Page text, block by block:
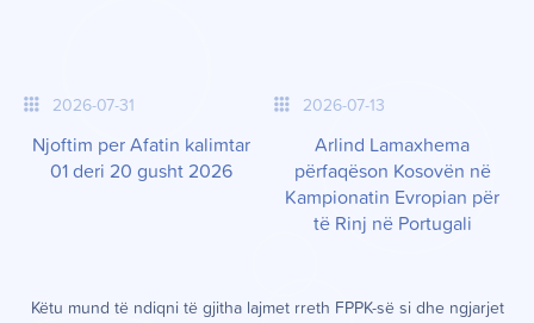
2026-07-31
Njoftim per Afatin kalimtar
01 deri 20 gusht 2026
2026-07-13
Arlind Lamaxhema
përfaqëson Kosovën në
Kampionatin Evropian për
të Rinj në Portugali
Këtu mund të ndiqni të gjitha lajmet rreth FPPK-së si dhe ngjarjet